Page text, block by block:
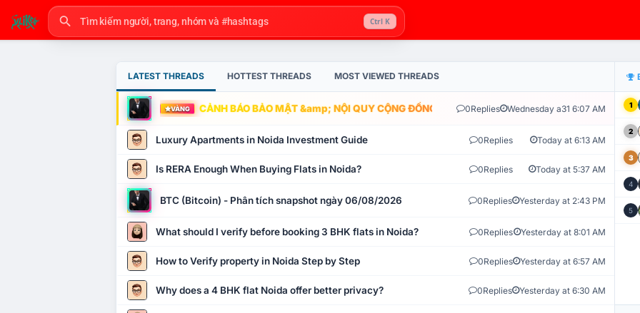
Ctrl K
LATEST THREADS HOTTEST THREADS MOST VIEWED THREADS
VÀNG CẢNH BÁO BẢO MẬT &amp; NỘI QUY CỘNG ĐỒNG VLIKE.VN: HỆ THỐNG GIÁM SÁT TỰ
0Replies Wednesday a31 6:07 AM
Luxury Apartments in Noida Investment Guide 0Replies Today at 6:13 AM
Is RERA Enough When Buying Flats in Noida? 0Replies Today at 5:37 AM
BTC (Bitcoin) - Phân tích snapshot ngày 06/08/2026 0Replies Yesterday at 2:43 PM
What should I verify before booking 3 BHK flats in Noida? 0Replies Yesterday at 8:01 AM
How to Verify property in Noida Step by Step 0Replies Yesterday at 6:57 AM
Why does a 4 BHK flat Noida offer better privacy? 0Replies Yesterday at 6:30 AM
1
2
3
4
5